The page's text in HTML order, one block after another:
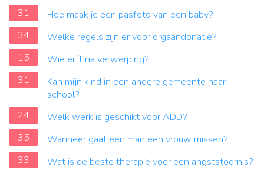
31
Hoe maak je een pasfoto van een baby?
34
Welke regels zijn er voor orgaandonatie?
15
Wie erft na verwerping?
31
Kan mijn kind in een andere gemeente naar
school?
24
Welk werk is geschikt voor ADD?
35
Wanneer gaat een man een vrouw missen?
33
Wat is de beste therapie voor een angststoornis?